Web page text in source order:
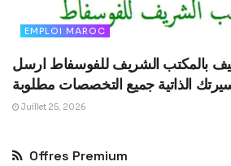
EMPLOI MAROC
بالمكتب الشريف للفوسفاط ارسل
الذاتية جميع التخصصات مطلوبة
Juillet 25, 2026
Offres Premium